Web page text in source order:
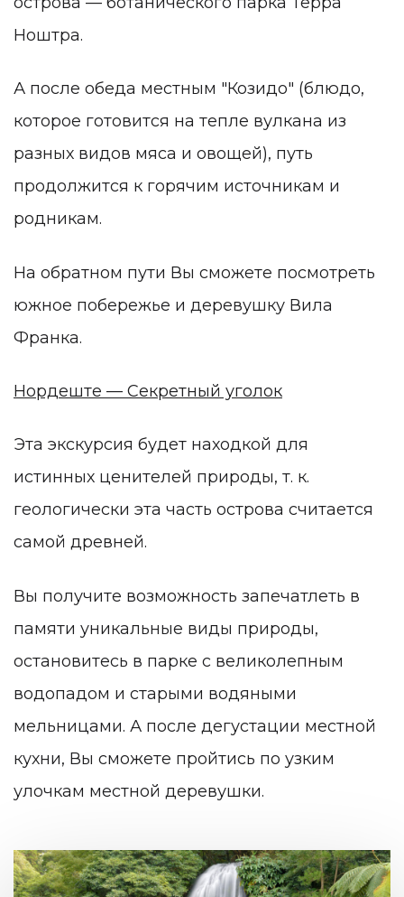
Ноштра.
А после обеда местным "Козидо" (блюдо,
которое готовится на тепле вулкана из
разных видов мяса и овощей), путь
продолжится к горячим источникам и
родникам.
На обратном пути Вы сможете посмотреть
южное побережье и деревушку Вила
Франка.
Нордеште — Секретный уголок
Эта экскурсия будет находкой для
истинных ценителей природы, т. к.
геологически эта часть острова считается
самой древней.
Вы получите возможность запечатлеть в
памяти уникальные виды природы,
остановитесь в парке с великолепным
водопадом и старыми водяными
мельницами. А после дегустации местной
кухни, Вы сможете пройтись по узким
улочкам местной деревушки.